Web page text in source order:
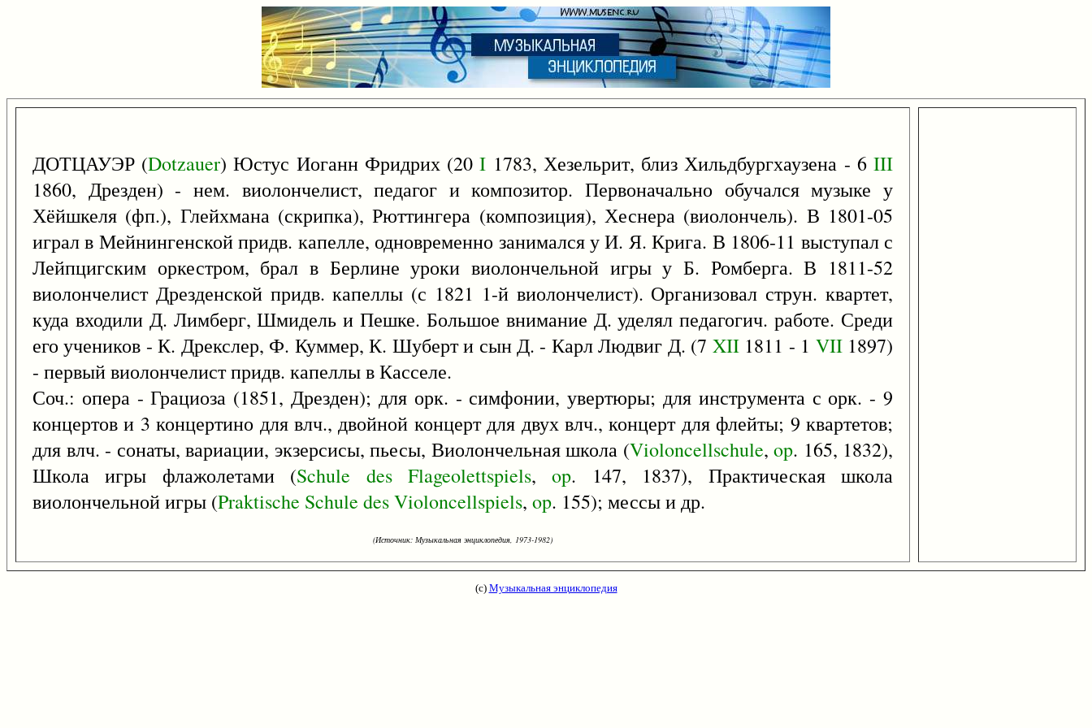
ДОТЦАУЭР (Dotzauer) Юстус Иоганн Фридрих (20I 1783, Хезельрит, близ Хильдбургхаузена - 6III
1860, Дрезден) - нем. виолончелист, педагог и композитор. Первоначально обучался музыке у
Хёйшкеля (фп.), Глейхмана (скрипка), Рюттингера (композиция), Хеснера (виолончель). В 1801-05
играл в Мейнингенской придв. капелле, одновременно занимался у И. Я. Крига. В 1806-11 выступал с
Лейпцигским оркестром, брал в Берлине уроки виолончельной игры у Б. Ромберга. В 1811-52
виолончелист Дрезденской придв. капеллы (с 1821 1-й виолончелист). Организовал струн. квартет,
куда входили Д. Лимберг, Шмидель и Пешке. Большое внимание Д. уделял педагогич. работе. Среди
его учеников - К. Дрекслер, Ф. Куммер, К. Шуберт и сын Д. - Карл Людвиг Д. (7 XII1811 - 1 VII1897)
- первый виолончелист придв. капеллы в Касселе.
Соч.: опера - Грациоза (1851, Дрезден); для орк. - симфонии, увертюры; для инструмента с орк. - 9
концертов и 3 концертино для влч., двойной концерт для двух влч., концерт для флейты; 9 квартетов;
для влч. - сонаты, вариации, экзерсисы, пьесы, Виолончельная школа (Violoncellschule, op. 165, 1832),
Школа игры флажолетами (Schule des Flageolettspiels,op. 147, 1837), Практическая школа
виолончельной игры (Praktische Schule desVioloncellspiels, op. 155); мессы и др.
(Источник: Музыкальная энциклопедия, 1973-1982)
(с) Музыкальная энциклопедия